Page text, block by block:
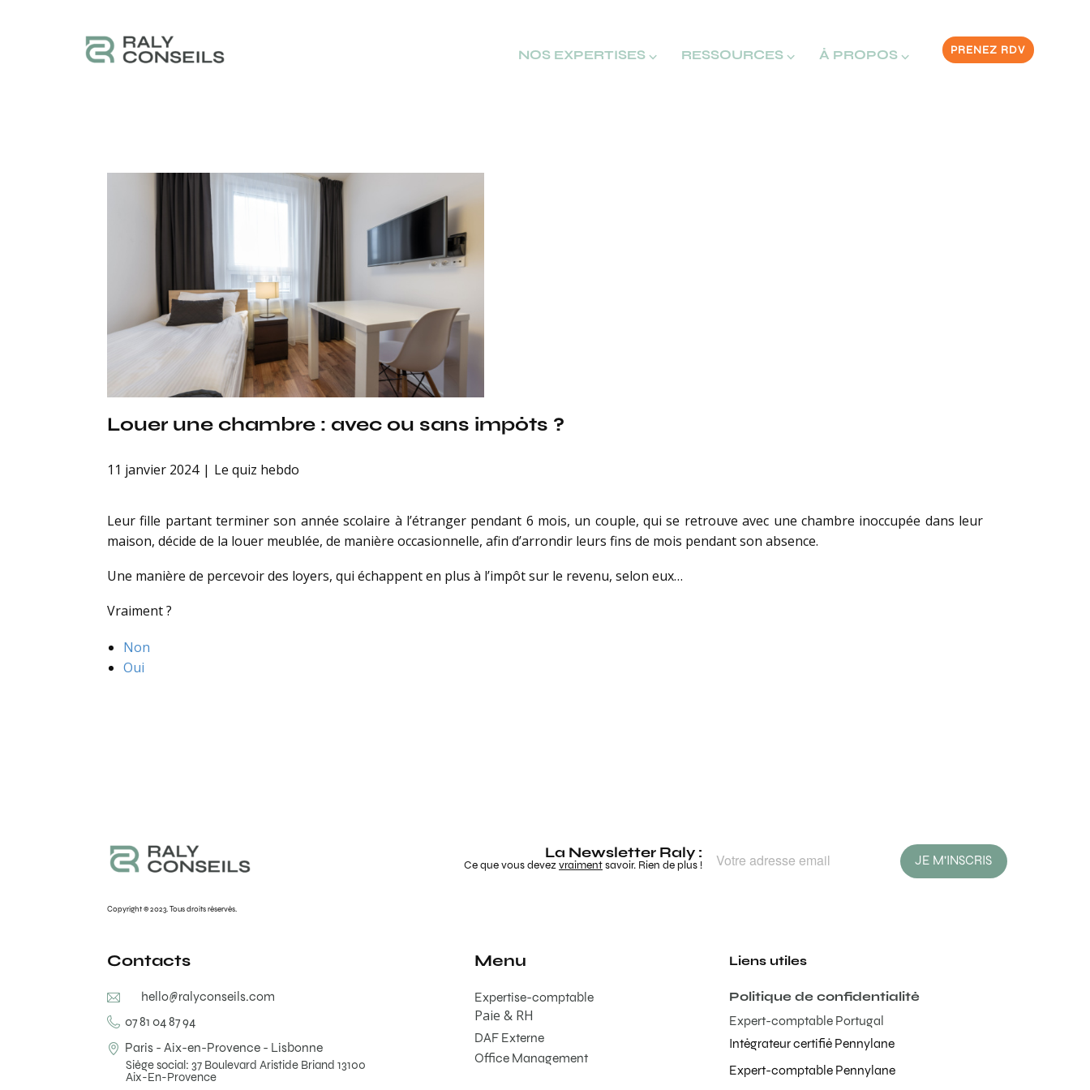
PRENEZ RDV
NOS EXPERTISES ⌵ RESSOURCES ⌵ À PROPOS ⌵
Louer une chambre : avec ou sans impôts ?
11 janvier 2024 Le quiz hebdo
Leur fille partant terminer son année scolaire à l’étranger pendant 6 mois, un couple, qui se retrouve avec une chambre inoccupée dans leur
maison, décide de la louer meublée, de manière occasionnelle, afin d’arrondir leurs fins de mois pendant son absence.
Une manière de percevoir des loyers, qui échappent en plus à l’impôt sur le revenu, selon eux…
Vraiment ?
Non
Oui
La Newsletter Raly :
Ce que vous devezvraimentsavoir. Rien de plus ! JE M'INSCRIS
Copyright © 2023. Tous droits réservés.
Contacts
hello@ralyconseils.com
07 81 04 87 94
Paris - Aix-en-Provence - Lisbonne
Siège social: 37 Boulevard Aristide Briand 13100
Aix-En-Provence
Menu
Expertise-comptable
DAF Externe
Office Management
Paie & RH
Liens utiles
Politique de confidentialité
Expert-comptable Portugal
Intégrateur certifié Pennylane
Expert-comptable Pennylane